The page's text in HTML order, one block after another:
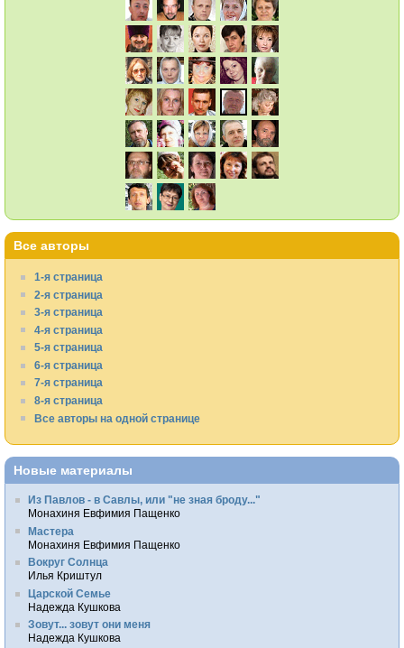
Все авторы
1-я страница
2-я страница
3-я страница
4-я страница
5-я страница
6-я страница
7-я страница
8-я страница
Все авторы на одной странице
Новые материалы
Из Павлов - в Савлы, или "не зная броду..."
Монахиня Евфимия Пащенко
Мастера
Монахиня Евфимия Пащенко
Вокруг Солнца
Илья Криштул
Царской Семье
Надежда Кушкова
Зовут... зовут они меня
Надежда Кушкова